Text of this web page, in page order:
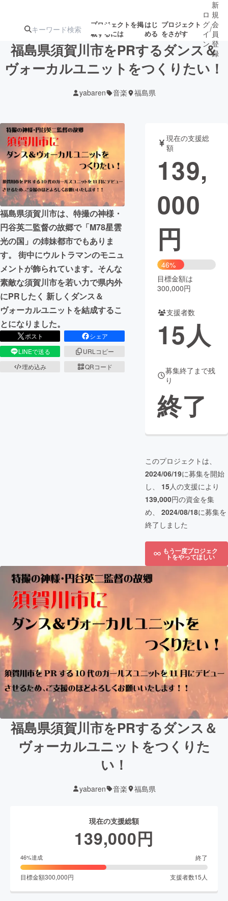
プロジェクトを掲
載するには
はじ
める
プロジェクト
をさがす
注目の新着プロ
ジェクト
募集終了が近いプ
ロジェクト
アート・写真 音楽
テクノロジー・ガジェット ゲーム・サ
映像・映画
ビジネス・起業
まちづくり・地域活性化
CAMPFIRE for Social Good
CAMPFIRE Creation
CAMPFIREふるさと納税
コミュニティ
ロ
グ
イ
ン
/
新
規
会
員
登
録
福島県須賀川市をPRするダンス＆
ヴォーカルユニットをつくりたい！
yabaren 音楽 福島県
福島県須賀川市は、特撮の神様・
円谷英二監督の故郷で「M78星雲
光の国」の姉妹都市でもありま
す。 街中にウルトラマンのモニュ
メントが飾られています。そんな
素敵な須賀川市を若い力で県内外
にPRしたく 新しくダンス＆
ヴォーカルユニットを結成するこ
とになりました。
ポスト
シェア
LINEで送る
URLコピー
埋め込み
QRコード
現在の支援総
額
139,
000
円
46%
目標金額は
300,000円
支援者数
15人
募集終了まで残
り
終了
このプロジェクトは、
2024/06/19に募集を開始
し、 15人の支援により
139,000円の資金を集
め、 2024/08/18に募集を
終了しました
もう一度プロジェク
トをやってほしい
福島県須賀川市をPRするダンス＆
ヴォーカルユニットをつくりた
い！
yabaren 音楽 福島県
現在の支援総額
139,000円
46%達成 終了
目標金額300,000円 支援者数15 人